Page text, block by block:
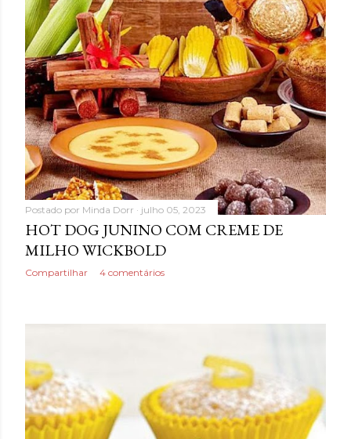
Postado por Minda Dorr julho 05, 2023
HOT DOG JUNINO COM CREME DE
MILHO WICKBOLD
Compartilhar 4 comentários